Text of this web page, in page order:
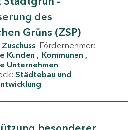
des
Grüns (ZSP)
Zuschuss Fördernehmer:
Kunden
Kommunen
Unternehmen
Städtebau und